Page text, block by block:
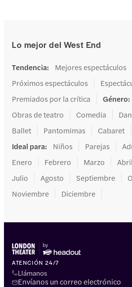
Lo mejor del West End
Tendencia: Mejores espectáculos
Próximos espectáculos
Premiados por la crítica
Género:
Obras de teatro
Comedia
Ballet
Pantomimas Cabaret
Ideal para: Niños Parejas
Enero
Febrero Marzo Abril
Julio
Agosto Septiembre
Noviembre
Diciembre
ATENCIÓN 24/7
Llámanos
Envíanos un correo electrónico